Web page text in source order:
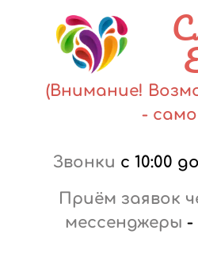
(Внимание!
-
Звонки с 10:00
Приём заявок
мессенджеры -